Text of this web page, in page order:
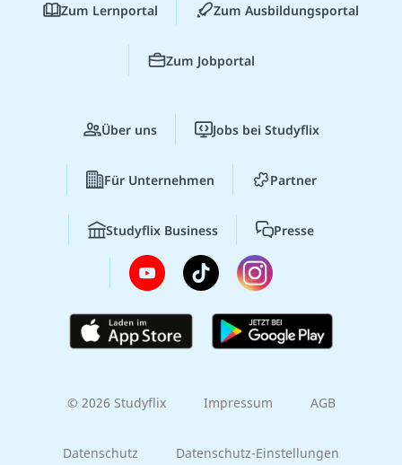
Zum Lernportal Zum Ausbildungsportal
Zum Jobportal
Über uns Jobs bei Studyflix
Für Unternehmen Partner
Studyflix Business Presse
© 2026 Studyflix Impressum AGB
Datenschutz Datenschutz-Einstellungen